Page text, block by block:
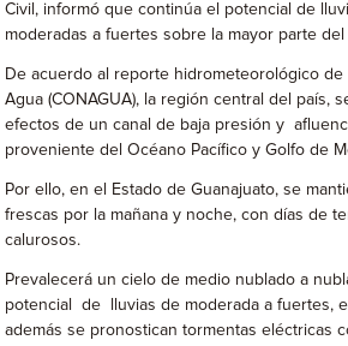
Civil, informó que continúa el potencial de
moderadas a fuertes sobre la mayor parte
De acuerdo al reporte hidrometeorológico de
Agua (CONAGUA), la región central del país,
efectos de un canal de baja presión y
proveniente del Océano Pacífico y Golfo de
Por ello, en el Estado de Guanajuato, se
frescas por la mañana y noche, con días de
calurosos.
Prevalecerá un cielo de medio nublado a
potencial de lluvias de moderada a fuertes,
además se pronostican tormentas eléctricas